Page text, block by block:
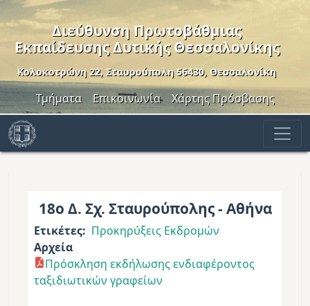
Παράκαμψη προς το κυρίως περιεχόμενο
Διεύθυνση Πρωτοβάθμιας
Εκπαίδευσης Δυτικής Θεσσαλονίκης
Κολοκοτρώνη 22, Σταυρούπολη 56430, Θεσσαλονίκη
Header Menu
Τμήματα Επικοινωνία Χάρτης Πρόσβασης
18ο Δ. Σχ. Σταυρούπολης - Αθήνα
Ετικέτες
Προκηρύξεις Εκδρομών
Αρχεία
Πρόσκληση εκδήλωσης ενδιαφέροντος
ταξιδιωτικών γραφείων